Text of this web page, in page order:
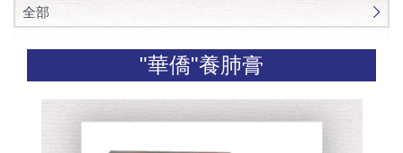
全部
"華僑"養肺膏